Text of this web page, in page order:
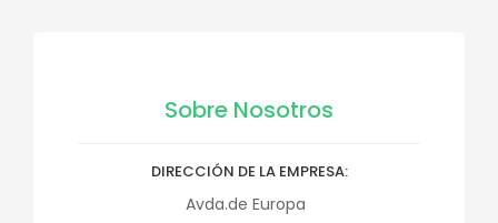
Sobre Nosotros
DIRECCIÓN DE LA EMPRESA
Avda.de Europa